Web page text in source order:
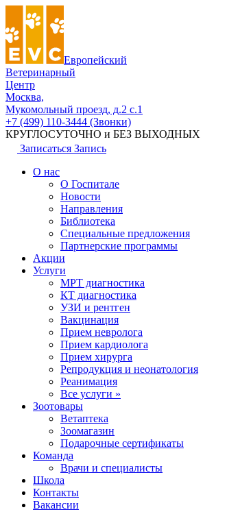
Европейский
Ветеринарный
Центр
Москва,
Мукомольный проезд, д.2 с.1
+7 (499) 110-3444 (Звонки)
КРУГЛОСУТОЧНО и БЕЗ ВЫХОДНЫХ
Записаться Запись
О нас
О Госпитале
Новости
Направления
Библиотека
Специальные предложения
Партнерские программы
Акции
Услуги
МРТ диагностика
КТ диагностика
УЗИ и рентген
Вакцинация
Прием невролога
Прием кардиолога
Прием хирурга
Репродукция и неонатология
Реанимация
Все услуги »
Зоотовары
Ветаптека
Зоомагазин
Подарочные сертификаты
Команда
Врачи и специалисты
Школа
Контакты
Вакансии